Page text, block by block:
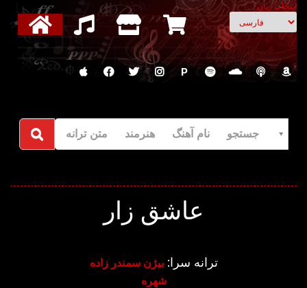
انتخاب زبان
P
جستجو نام آهنگ هنرمند متن ترانه
عاشق زار
ترانه سرا:بیژن سمندر زاده
شهره